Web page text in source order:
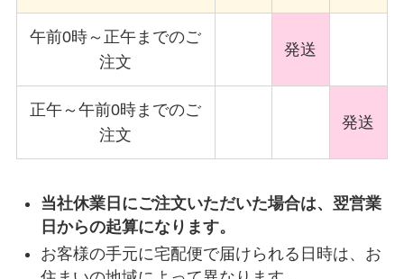
午前0時～正午までのご
注文
発送
正午～午前0時までのご
注文
発送
当社休業日にご注文いただいた場合は、翌営業
日からの起算になります。
お客様の手元に宅配便で届けられる日時は、お